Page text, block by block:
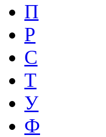
П
Р
С
Т
У
Ф